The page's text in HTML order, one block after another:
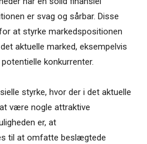
er svag og sårbar. Disse
at styrke markedspositionen
aktuelle marked, eksempelvis
konkurrenter.
styrke, hvor der i det aktuelle
være nogle attraktive
er, at
til at omfatte beslægtede